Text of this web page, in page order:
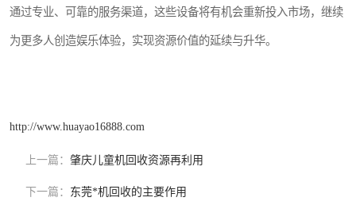
通过专业、可靠的服务渠道，这些设备将有机会重新投入市场，继续
为更多人创造娱乐体验，实现资源价值的延续与升华。
http://www.huayao16888.com
上一篇： 肇庆儿童机回收资源再利用
下一篇： 东莞*机回收的主要作用